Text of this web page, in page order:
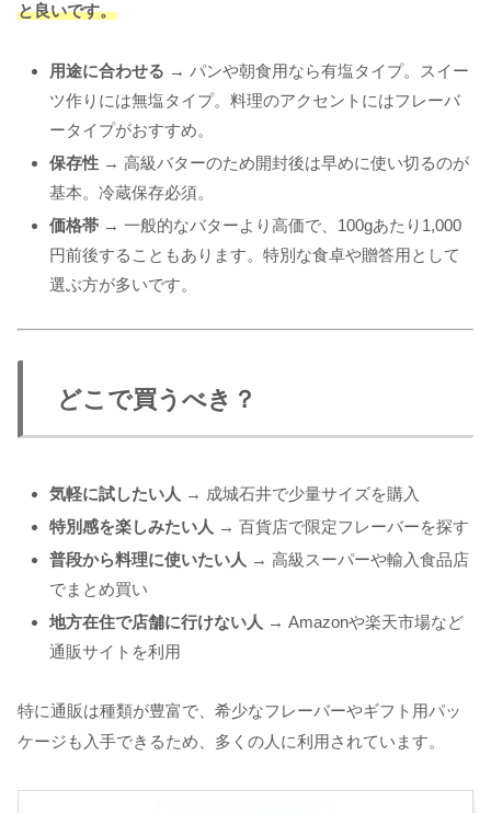
と良いです。
用途に合わせる → パンや朝食用なら有塩タイプ。スイー
ツ作りには無塩タイプ。料理のアクセントにはフレーバ
ータイプがおすすめ。
保存性 → 高級バターのため開封後は早めに使い切るのが
基本。冷蔵保存必須。
価格帯 → 一般的なバターより高価で、100gあたり1,000
円前後することもあります。特別な食卓や贈答用として
選ぶ方が多いです。
どこで買うべき？
気軽に試したい人 → 成城石井で少量サイズを購入
特別感を楽しみたい人 → 百貨店で限定フレーバーを探す
普段から料理に使いたい人 → 高級スーパーや輸入食品店
でまとめ買い
地方在住で店舗に行けない人 → Amazonや楽天市場など
通販サイトを利用
特に通販は種類が豊富で、希少なフレーバーやギフト用パッ
ケージも入手できるため、多くの人に利用されています。